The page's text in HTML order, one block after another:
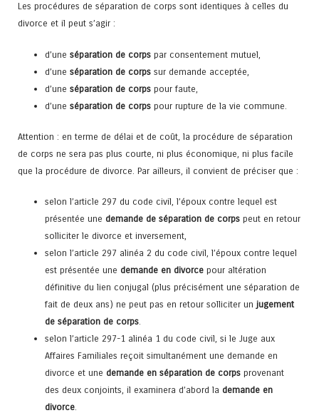
Les procédures de séparation de corps sont identiques à celles du
divorce et il peut s’agir :
d’uneséparation de corps par consentement mutuel,
d’uneséparation de corps sur demande acceptée,
d’uneséparation de corps pour faute,
d’uneséparation de corps pour rupture de la vie commune.
Attention : en terme de délai et de coût, la procédure de séparation
de corps ne sera pas plus courte, ni plus économique, ni plus facile
que la procédure de divorce. Par ailleurs, il convient de préciser que :
selon l’article 297 du code civil, l’époux contre lequel est
présentée unedemande de séparation de corps peut en retour
solliciter le divorce et inversement,
selon l’article 297 alinéa 2 du code civil, l’époux contre lequel
est présentée unedemande en divorce pour altération
définitive du lien conjugal (plus précisément une séparation de
fait de deux ans) ne peut pas en retour solliciter un jugement
de séparation de corps.
selon l’article 297-1 alinéa 1 du code civil, si le Juge aux
Affaires Familiales reçoit simultanément une demande en
divorce et unedemande en séparation de corps provenant
des deux conjoints, il examinera d’abord lademande en
divorce.